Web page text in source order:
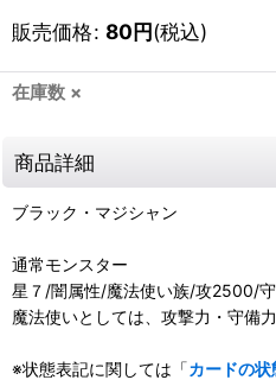
販売価格: 80円(税込)
在庫数 ×
商品詳細
ブラック・マジシャン
通常モンスター
星７/闇属性/魔法使い族/攻2500/
魔法使いとしては、攻撃力・守備
※状態表記に関しては「カードの